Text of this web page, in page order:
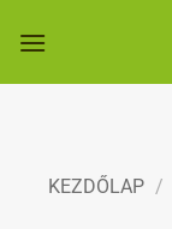
KEZDŐLAP /